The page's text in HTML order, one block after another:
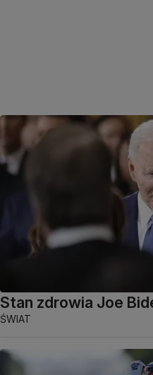
Stan zdrowia Joe
ŚWIAT